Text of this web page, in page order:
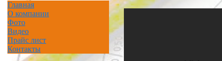
Главная
О компании
Фото
Видео
Прайс лист
Контакты